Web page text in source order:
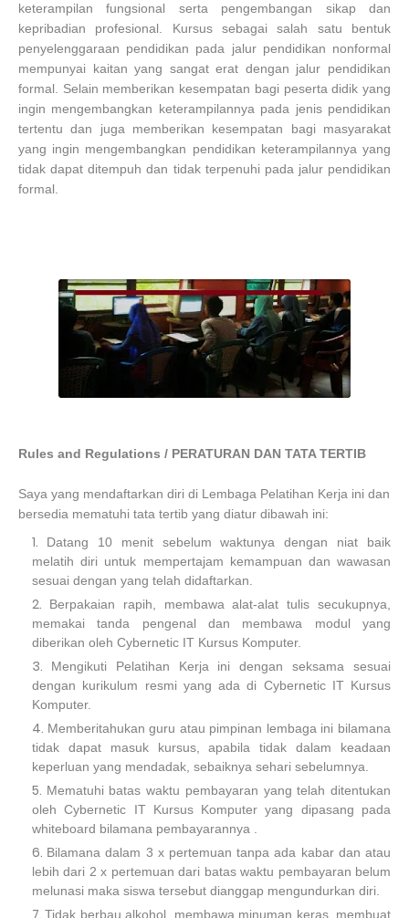
keterampilan fungsional serta pengembangan sikap dan
kepribadian profesional. Kursus sebagai salah satu bentuk
penyelenggaraan pendidikan pada jalur pendidikan nonformal
mempunyai kaitan yang sangat erat dengan jalur pendidikan
formal. Selain memberikan kesempatan bagi peserta didik yang
ingin mengembangkan keterampilannya pada jenis pendidikan
tertentu dan juga memberikan kesempatan bagi masyarakat
yang ingin mengembangkan pendidikan keterampilannya yang
tidak dapat ditempuh dan tidak terpenuhi pada jalur pendidikan
formal.
Rules and Regulations / PERATURAN DAN TATA TERTIB
Saya yang mendaftarkan diri di Lembaga Pelatihan Kerja ini dan
bersedia mematuhi tata tertib yang diatur dibawah ini:
Datang 10 menit sebelum waktunya dengan niat baik
melatih diri untuk mempertajam kemampuan dan wawasan
sesuai dengan yang telah didaftarkan.
Berpakaian rapih, membawa alat-alat tulis secukupnya,
memakai tanda pengenal dan membawa modul yang
diberikan oleh Cybernetic IT Kursus Komputer.
Mengikuti Pelatihan Kerja ini dengan seksama sesuai
dengan kurikulum resmi yang ada di Cybernetic IT Kursus
Komputer.
Memberitahukan guru atau pimpinan lembaga ini bilamana
tidak dapat masuk kursus, apabila tidak dalam keadaan
keperluan yang mendadak, sebaiknya sehari sebelumnya.
Mematuhi batas waktu pembayaran yang telah ditentukan
oleh Cybernetic IT Kursus Komputer yang dipasang pada
whiteboard bilamana pembayarannya .
Bilamana dalam 3 x pertemuan tanpa ada kabar dan atau
lebih dari 2 x pertemuan dari batas waktu pembayaran belum
melunasi maka siswa tersebut dianggap mengundurkan diri.
Tidak berbau alkohol, membawa minuman keras, membuat